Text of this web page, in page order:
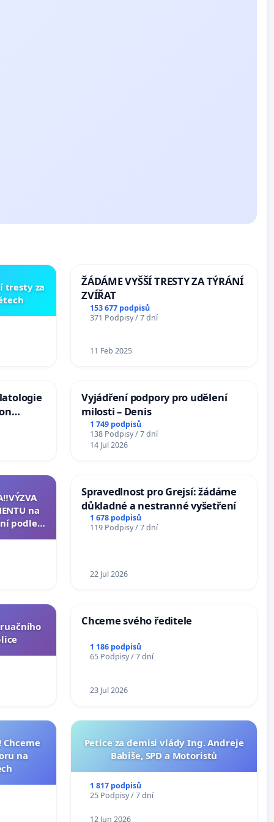
tresty za
ŽÁDÁME VYŠŠÍ TRESTY ZA TÝRÁNÍ
ZVÍŘAT
153 677 podpisů
371 Podpisy / 7 dní
11 Feb 2025
Vyjádření podpory pro udělení
milosti – Denis
1 749 podpisů
138 Podpisy / 7 dní
14 Jul 2026
na
podle §
ústavní
Spravedlnost pro Grejsí: žádáme
důkladné a nestranné vyšetření
1 678 podpisů
119 Podpisy / 7 dní
22 Jul 2026
Chceme svého ředitele
1 186 podpisů
65 Podpisy / 7 dní
23 Jul 2026
Chceme
na
Petice za demisi vlády Ing. Andreje
Babiše, SPD a Motoristů
1 817 podpisů
25 Podpisy / 7 dní
12 Jun 2026